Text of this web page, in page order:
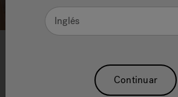
Capella® BañEra
Disponible en experiencias de
Inglés
Continuar